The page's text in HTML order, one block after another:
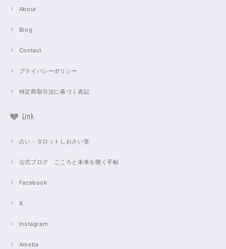
About
Blog
Contact
プライバシーポリシー
特定商取引法に基づく表記
Link
占い・タロットしおさい堂
公式ブログ こころと未来を開く手帖
Facebook
X
Instagram
Ameba